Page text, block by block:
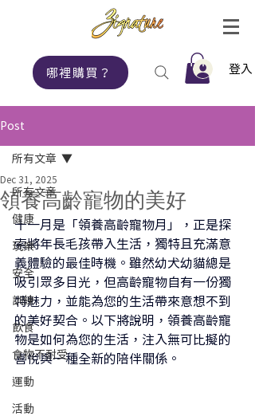
哪裡購買？ 登入
Post
所有文章
健康
玩樂
安全
訓練
飲食
食物不耐受
運動
活動
所有文章
領養高齡寵物的美好
Dec 31, 2025
十一月是「領養高齡寵物月」，正是探
索將年長毛孩帶入生活，獨特且充滿意
義體驗的最佳時機。雖然幼犬幼貓總是
吸引眾多目光，但高齡寵物自有一份獨
特魅力，並能為您的生活帶來意想不到
的美好契合。以下將說明，領養高齡寵
物是如何為您的生活，注入無可比擬的
喜悅與一種全新的陪伴關係。